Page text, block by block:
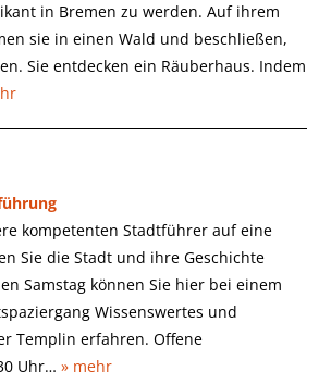
in Bremen zu werden. Auf ihrem
sie in einen Wald und beschließen,
Sie entdecken ein Räuberhaus. Indem
kompetenten Stadtführer auf eine
Sie die Stadt und ihre Geschichte
Samstag können Sie hier bei einem
Wissenswertes und
Templin erfahren. Offene
Uhr…» mehr